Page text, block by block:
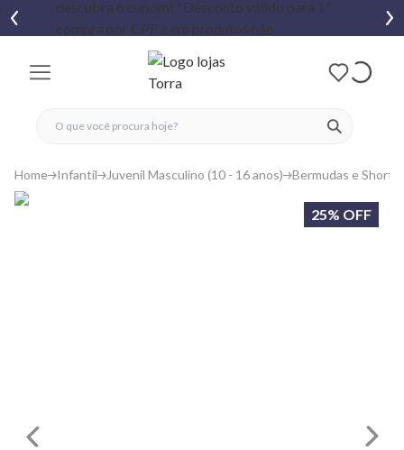
ver
fechar menu
fechar menu
favoritos
Home Infantil Juvenil Masculino (10 - 16 anos) Bermudas e Shorts
25% OFF